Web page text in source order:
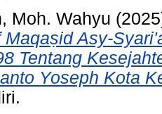
Moh. Wahyu
Maqaṣid Asy-
Tentang
Yoseph Kota